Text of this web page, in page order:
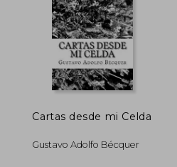
Cartas desde mi Celda
Gustavo Adolfo Bécquer